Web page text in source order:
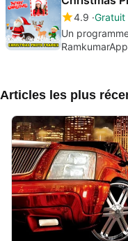
4.9 Gratuit
Un
Articles les plus